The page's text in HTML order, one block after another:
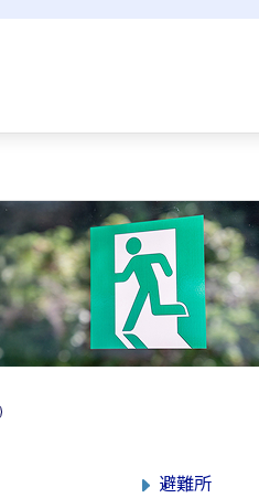
避難所